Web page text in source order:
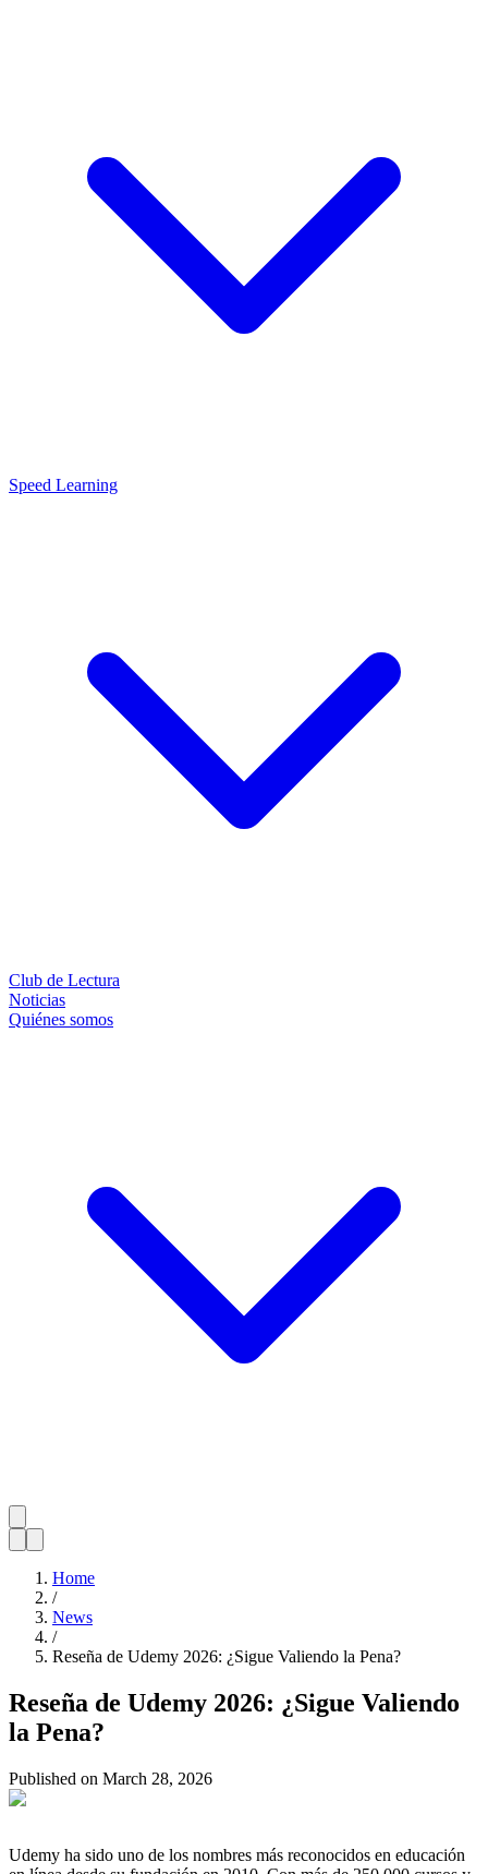
Speed Learning
Club de Lectura
Noticias
Quiénes somos
Home
/
News
/
Reseña de Udemy 2026: ¿Sigue Valiendo la Pena?
Reseña de Udemy 2026: ¿Sigue Valiendo
la Pena?
Published on March 28, 2026
Udemy ha sido uno de los nombres más reconocidos en educación